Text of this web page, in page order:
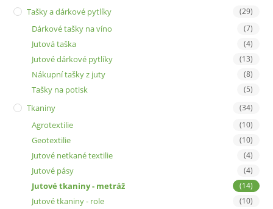
Tašky a dárkové pytlíky (29)
Dárkové tašky na víno (7)
Jutová taška (4)
Jutové dárkové pytlíky (13)
Nákupní tašky z juty (8)
Tašky na potisk (5)
Tkaniny (34)
Agrotextilie (10)
Geotextilie (10)
Jutové netkané textilie (4)
Jutové pásy (4)
Jutové tkaniny - metráž (14)
Jutové tkaniny - role (10)